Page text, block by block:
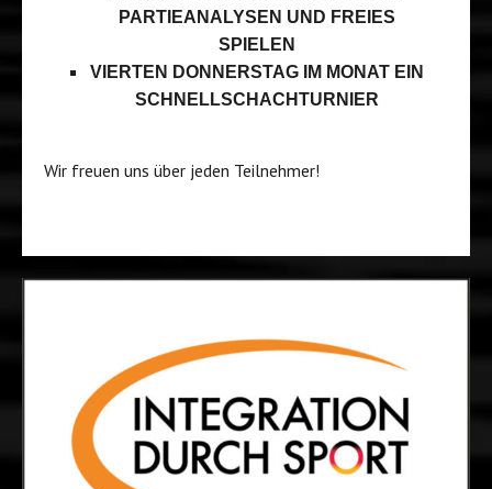
PARTIEANALYSEN UND FREIES
SPIELEN
VIERTEN DONNERSTAG IM MONAT EIN
SCHNELLSCHACHTURNIER
Wir freuen uns über jeden Teilnehmer!